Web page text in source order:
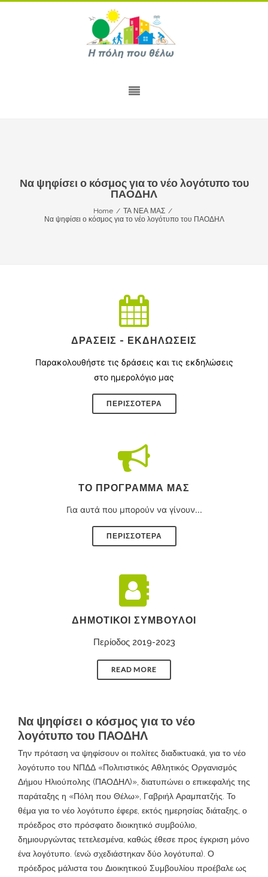
Να ψηφίσει ο κόσμος για το νέο λογότυπο του
ΠΑΟΔΗΛ
Home / ΤΑ ΝΕΑ ΜΑΣ /
Να ψηφίσει ο κόσμος για το νέο λογότυπο του ΠΑΟΔΗΛ
ΔΡΆΣΕΙΣ - ΕΚΔΗΛΏΣΕΙΣ
Παρακολουθήστε τις δράσεις και τις εκδηλώσεις
στο ημερολόγιο μας
ΠΕΡΙΣΣΌΤΕΡΑ
ΤΟ ΠΡΌΓΡΑΜΜΑ ΜΑΣ
Για αυτά που μπορούν να γίνουν...
ΠΕΡΙΣΣΟΤΕΡΑ
ΔΗΜΟΤΙΚΟΊ ΣΎΜΒΟΥΛΟΙ
Περίοδος 2019-2023
READ MORE
Να ψηφίσει ο κόσμος για το νέο
λογότυπο του ΠΑΟΔΗΛ
Την πρόταση να ψηφίσουν οι πολίτες διαδικτυακά, για το νέο
λογότυπο του ΝΠΔΔ «Πολιτιστικός Αθλητικός Οργανισμός
Δήμου Ηλιούπολης (ΠΑΟΔΗΛ)», διατυπώνει ο επικεφαλής της
παράταξης η «Πόλη που Θέλω», Γαβριήλ Αραμπατζής. Το
θέμα για το νέο λογότυπο έφερε, εκτός ημερησίας διάταξης, ο
πρόεδρος στο πρόσφατο διοικητικό συμβούλιο,
δημιουργώντας τετελεσμένα, καθώς έθεσε προς έγκριση μόνο
ένα λογότυπο. (ενώ σχεδιάστηκαν δύο λογότυπα). Ο
πρόεδρος μάλιστα του Διοικητικού Συμβουλίου προέβαλε ως